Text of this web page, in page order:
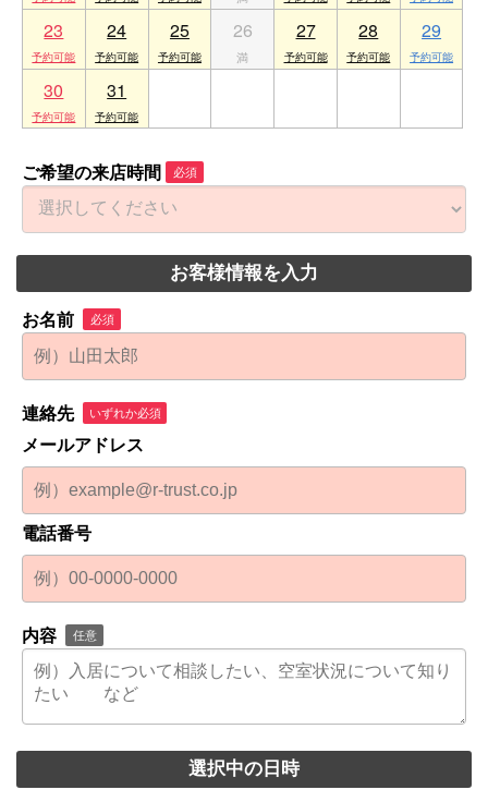
23 24 25 26 27 28 29
30 31
ご希望の来店時間 必須
お客様情報を入力
お名前 必須
連絡先 いずれか必須
メールアドレス
電話番号
内容 任意
選択中の日時